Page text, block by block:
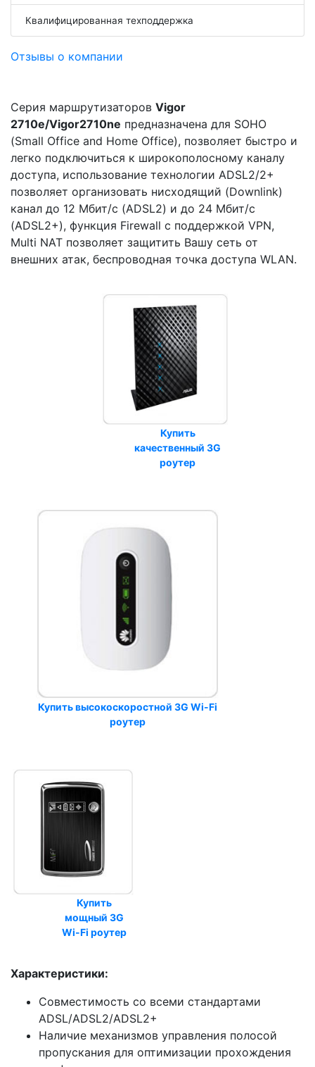
Квалифицированная техподдержка
Отзывы о компании
Серия маршрутизаторов Vigor
2710e/Vigor2710ne предназначена для SOHO
(Small Office and Home Office), позволяет быстро и
легко подключиться к широкополосному каналу
доступа, использование технологии ADSL2/2+
позволяет организовать нисходящий (Downlink)
канал до 12 Мбит/с (ADSL2) и до 24 Мбит/с
(ADSL2+), функция Firewall с поддержкой VPN,
Multi NAT позволяет защитить Вашу сеть от
внешних атак, беспроводная точка доступа WLAN.
Купить
качественный 3G
роутер
Купить высокоскоростной 3G Wi-Fi
роутер
Купить
мощный 3G
Wi-Fi роутер
Характеристики:
Совместимость со всеми стандартами
ADSL/ADSL2/ADSL2+
Наличие механизмов управления полосой
пропускания для оптимизации прохождения